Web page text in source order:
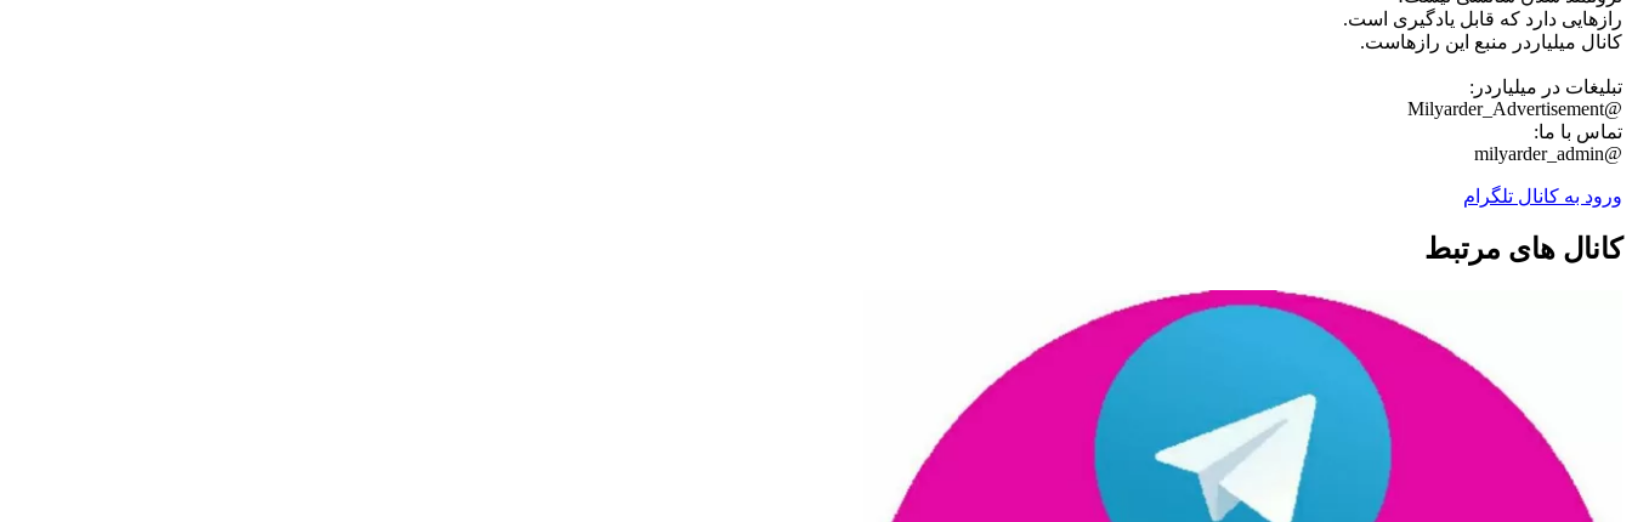
رازهایی دارد که قابل یادگیری است.
کانال میلیاردر منبع این رازهاست.
تبلیغات در میلیاردر:
@Milyarder_Advertisement
تماس با ما:
@milyarder_admin
ورود به کانال تلگرام
کانال های مرتبط